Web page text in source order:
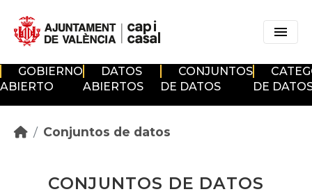
GOBIERNO
ABIERTO
DATOS
ABIERTOS
CONJUNTOS
DE DATOS
DE
Conjuntos de datos
CONJUNTOS DE DATOS